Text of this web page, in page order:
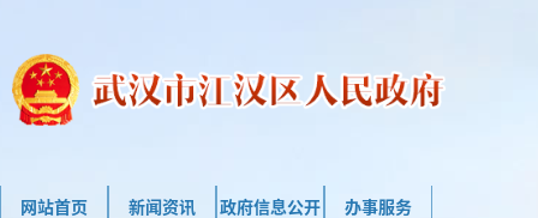
网站首页 新闻资讯 政府信息公开 办事服务